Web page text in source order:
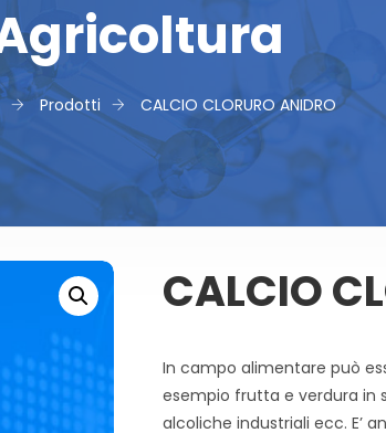
Prodotti CALCIO CLORURO ANIDRO
CALCIO
In campo alimentare può
esempio frutta e verdura in
alcoliche industriali ecc. E’